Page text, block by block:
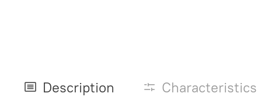
Description Characteristics